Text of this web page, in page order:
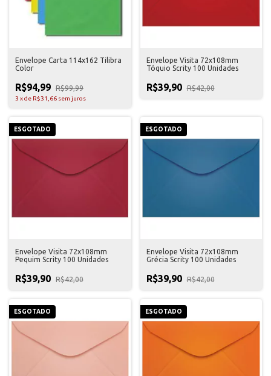
Envelope Carta 114x162 Tilibra
Color
R$94,99 R$99,99
3 xde R$31,66 sem juros
Envelope Visita 72x108mm
Tóquio Scrity 100 Unidades
R$39,90 R$42,00
ESGOTADO
Envelope Visita 72x108mm
Pequim Scrity 100 Unidades
R$39,90 R$42,00
ESGOTADO
Envelope Visita 72x108mm
Grécia Scrity 100 Unidades
R$39,90 R$42,00
ESGOTADO ESGOTADO